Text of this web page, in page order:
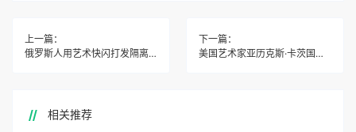
上一篇：
俄罗斯人用艺术快闪打发隔离时光
下一篇：
美国艺术家亚历克斯·卡茨国内首展即将亮相
相关推荐